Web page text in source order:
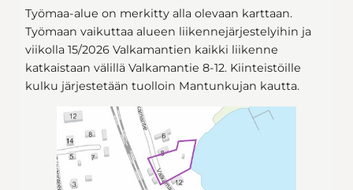
Työmaa-alue on merkitty alla olevaan karttaan.
Työmaan vaikuttaa alueen liikennejärjestelyihin ja
viikolla 15/2026 Valkamantien kaikki liikenne
katkaistaan välillä Valkamantie 8-12. Kiinteistöille
kulku järjestetään tuolloin Mantunkujan kautta.